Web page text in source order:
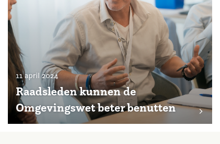
11 april 2024
Raadsleden kunnen de
Omgevingswet beter benutten